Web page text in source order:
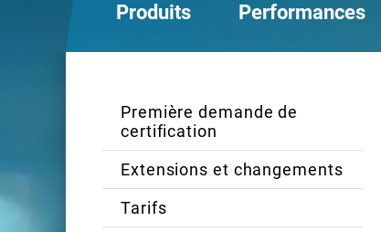
Produits Performances
Première demande de
certification
Extensions et changements
Tarifs